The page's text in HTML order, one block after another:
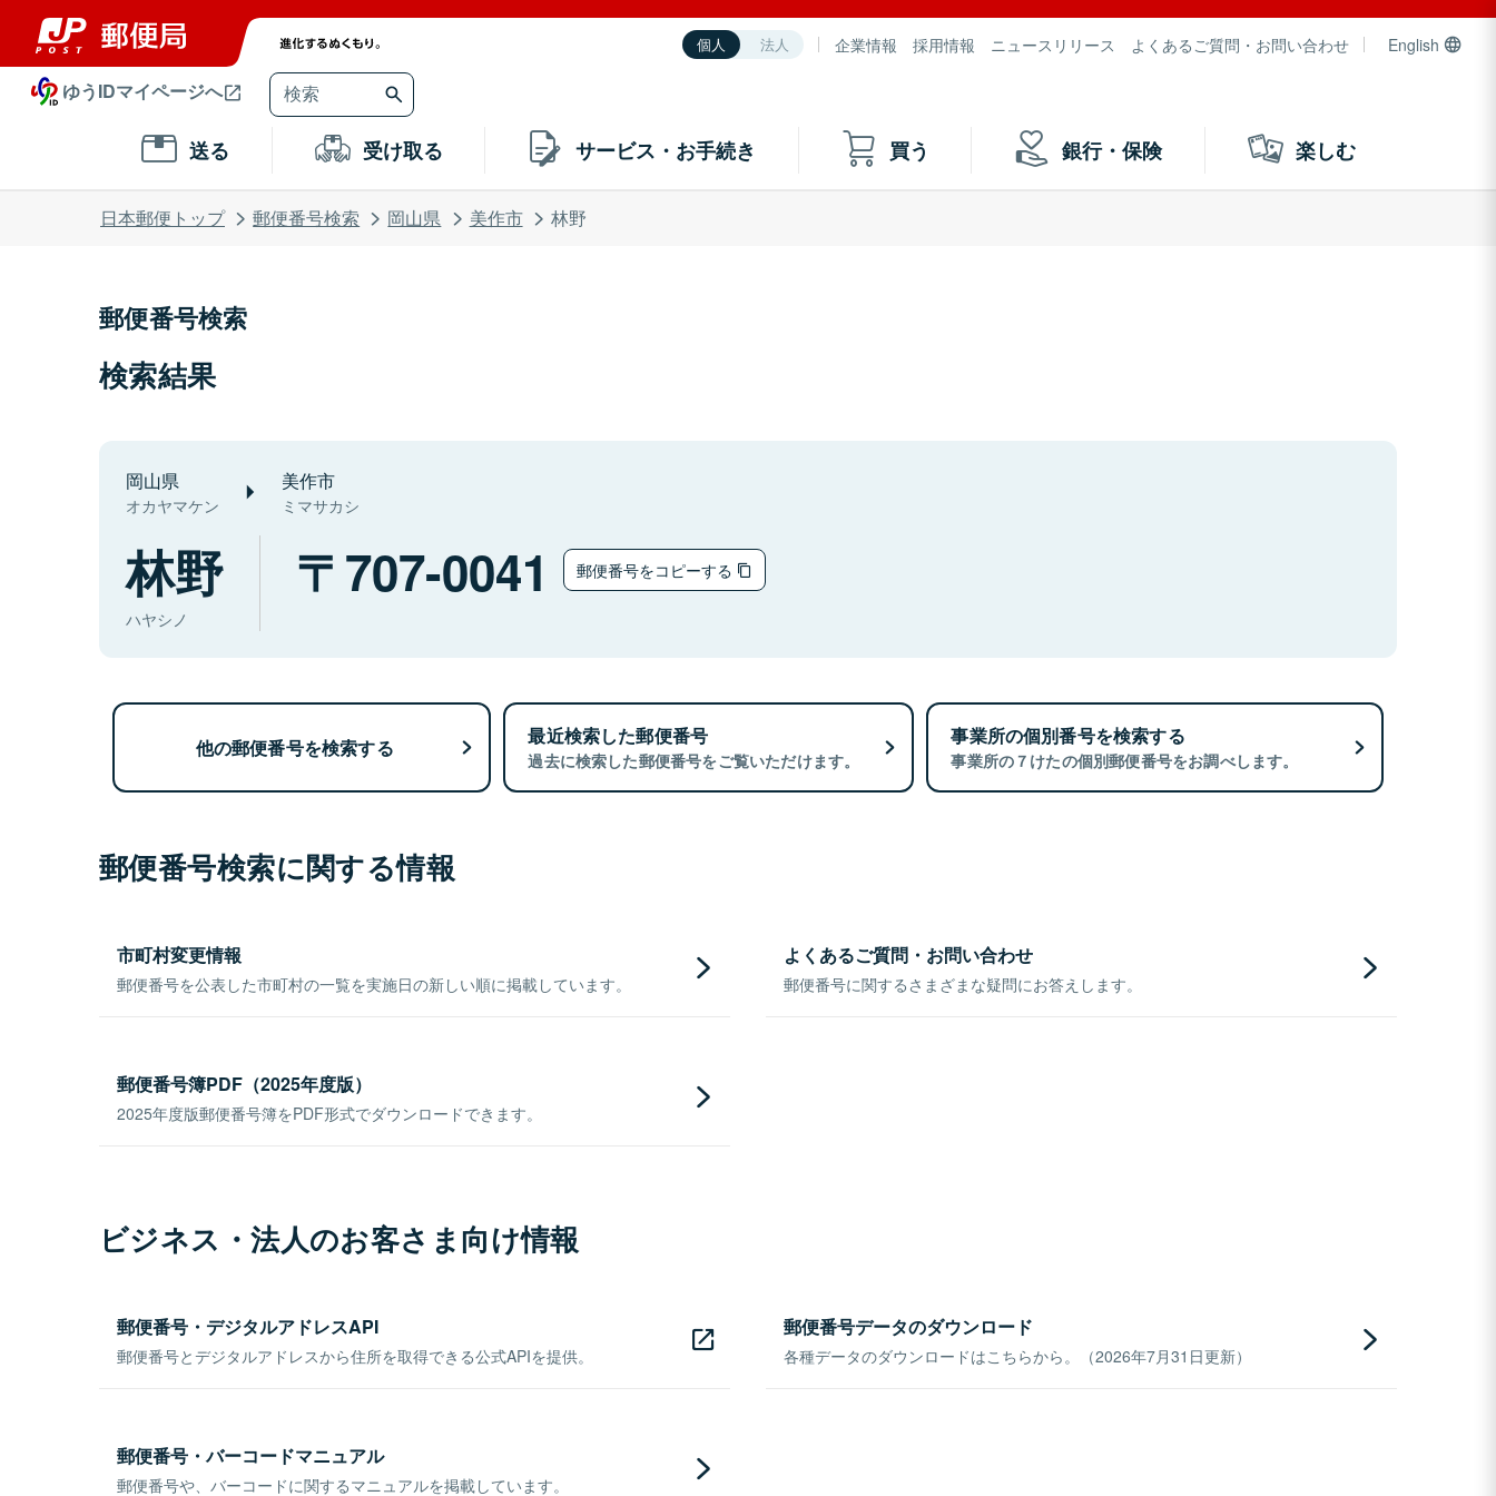
個人 法人 企業情報 採用情報 ニュースリリース よくあるご質問・お問い合わせ English
ゆうIDマイページへ
送る 受け取る サービス・お手続き 買う 銀行・保険 楽しむ
日本郵便トップ 郵便番号検索 岡山県 美作市 林野
郵便番号検索
検索結果
岡山県
オカヤマケン
美作市
ミマサカシ
林野
ハヤシノ
707-0041 郵便番号をコピーする
他の郵便番号を検索する 最近検索した郵便番号
過去に検索した郵便番号をご覧いただけます。
事業所の個別番号を検索する
事業所の７けたの個別郵便番号をお調べします。
郵便番号検索に関する情報
市町村変更情報
郵便番号を公表した市町村の一覧を実施日の新しい順に掲載しています。
よくあるご質問・お問い合わせ
郵便番号に関するさまざまな疑問にお答えします。
郵便番号簿PDF（2025年度版）
2025年度版郵便番号簿をPDF形式でダウンロードできます。
ビジネス・法人のお客さま向け情報
郵便番号・デジタルアドレスAPI
郵便番号とデジタルアドレスから住所を取得できる公式APIを提供。
郵便番号データのダウンロード
各種データのダウンロードはこちらから。（2026年7月31日更新）
郵便番号・バーコードマニュアル
郵便番号や、バーコードに関するマニュアルを掲載しています。